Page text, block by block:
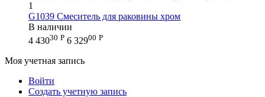
1
G1039 Смеситель для раковины хром
В наличии
4 43030 Р 6 32900 Р
Моя учетная запись
Войти
Создать учетную запись